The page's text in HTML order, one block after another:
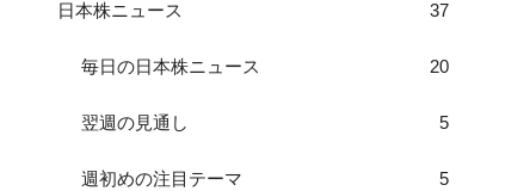
日本株ニュース 37
毎日の日本株ニュース 20
翌週の見通し 5
週初めの注目テーマ 5